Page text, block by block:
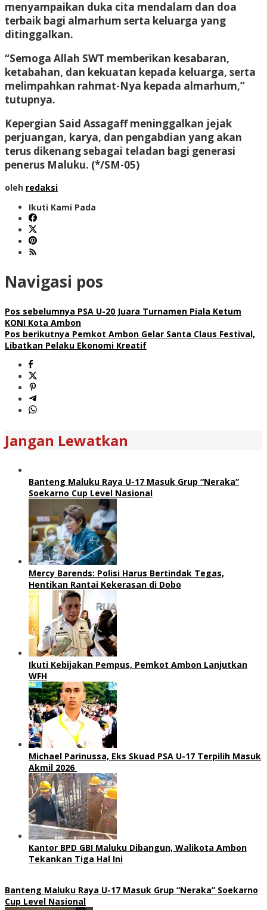
menyampaikan duka cita mendalam dan doa
terbaik bagi almarhum serta keluarga yang
ditinggalkan.
“Semoga Allah SWT memberikan kesabaran,
ketabahan, dan kekuatan kepada keluarga, serta
melimpahkan rahmat-Nya kepada almarhum,”
tutupnya.
Kepergian Said Assagaff meninggalkan jejak
perjuangan, karya, dan pengabdian yang akan
terus dikenang sebagai teladan bagi generasi
penerus Maluku. (*/SM-05)
oleh redaksi
Ikuti Kami Pada
Navigasi pos
Pos sebelumnya PSA U-20 Juara Turnamen Piala Ketum
KONI Kota Ambon
Pos berikutnya Pemkot Ambon Gelar Santa Claus Festival,
Libatkan Pelaku Ekonomi Kreatif
Jangan Lewatkan
Banteng Maluku Raya U-17 Masuk Grup “Neraka”
Soekarno Cup Level Nasional
Mercy Barends: Polisi Harus Bertindak Tegas,
Hentikan Rantai Kekerasan di Dobo
Ikuti Kebijakan Pempus, Pemkot Ambon Lanjutkan
WFH
Michael Parinussa, Eks Skuad PSA U-17 Terpilih Masuk
Akmil 2026
Kantor BPD GBI Maluku Dibangun, Walikota Ambon
Tekankan Tiga Hal Ini
Banteng Maluku Raya U-17 Masuk Grup “Neraka” Soekarno
Cup Level Nasional